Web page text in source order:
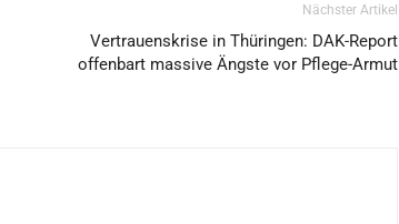
Nächster Artikel
Vertrauenskrise in Thüringen: DAK-Report
offenbart massive Ängste vor Pflege-Armut